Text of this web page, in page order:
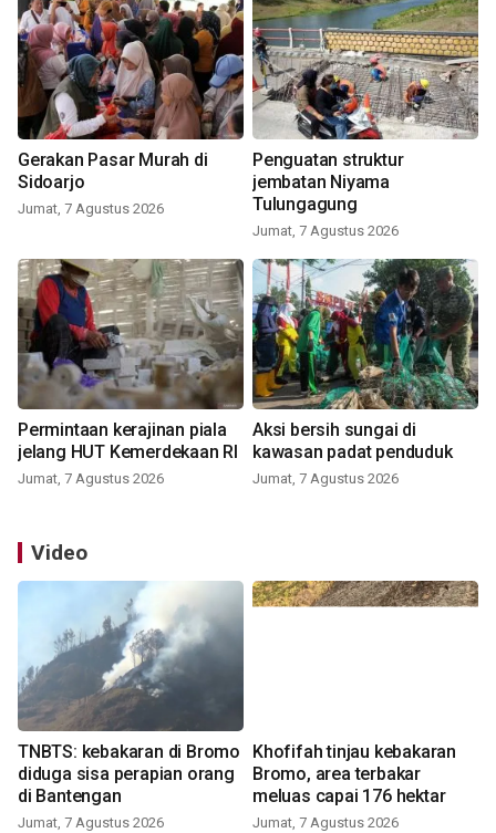
Gerakan Pasar Murah di
Sidoarjo
Jumat, 7 Agustus 2026
Penguatan struktur
jembatan Niyama
Tulungagung
Jumat, 7 Agustus 2026
Permintaan kerajinan piala
jelang HUT Kemerdekaan RI
Jumat, 7 Agustus 2026
Aksi bersih sungai di
kawasan padat penduduk
Jumat, 7 Agustus 2026
Video
TNBTS: kebakaran di Bromo
diduga sisa perapian orang
di Bantengan
Jumat, 7 Agustus 2026
Khofifah tinjau kebakaran
Bromo, area terbakar
meluas capai 176 hektar
Jumat, 7 Agustus 2026